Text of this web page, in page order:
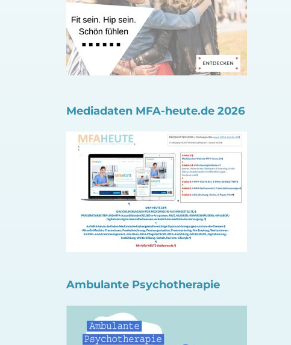
Mediadaten MFA-heute.de 2026
Ambulante Psychotherapie